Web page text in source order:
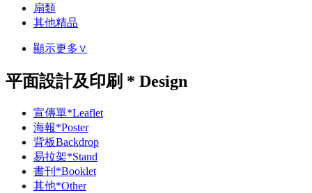
扇類
其他精品
顯示更多∨
平面設計及印刷 * Design
宣傳單*Leaflet
海報*Poster
背板Backdrop
易拉架*Stand
書刊*Booklet
其他*Other